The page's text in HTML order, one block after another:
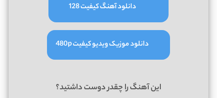
دانلود آهنگ کیفیت 128
دانلود موزیک ویدیو کیفیت 480p
این آهنگ را چقدر دوست داشتید؟